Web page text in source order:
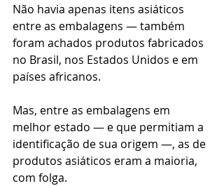
Não havia apenas itens asiáticos
entre as embalagens — também
foram achados produtos fabricados
no Brasil, nos Estados Unidos e em
países africanos.
Mas, entre as embalagens em
melhor estado — e que permitiam a
identificação de sua origem —, as de
produtos asiáticos eram a maioria,
com folga.